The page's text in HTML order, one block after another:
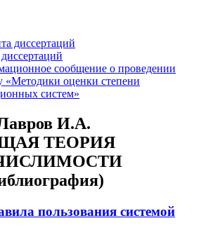
диссертаций
сообщение о проведении
«Методики оценки степени
систем»
И.А.
ТЕОРИЯ
пользования системой